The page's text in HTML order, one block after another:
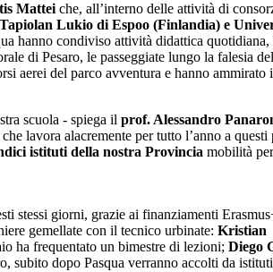
Mattei che, all’interno delle attività di
Tapiolan Lukio di Espoo (Finlandia) e
hanno condiviso attività didattica
di Pesaro, le passeggiate lungo la falesia
aerei del parco avventura e hanno
scuola - spiega il prof. Alessandro
che lavora alacremente per tutto l’anno a
istituti della nostra Provincia mobilità
stessi giorni, grazie ai finanziamenti
gemellate con il tecnico urbinate: Kristian
ha frequentato un bimestre di lezioni; Diego
subito dopo Pasqua verranno accolti da